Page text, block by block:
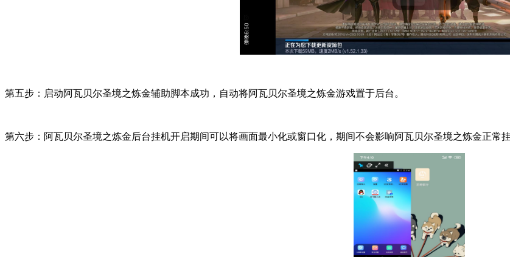
第五步：启动阿瓦贝尔圣境之炼金辅助脚本成功，自动将阿瓦贝尔圣境之炼金游戏置于后台。
第六步：阿瓦贝尔圣境之炼金后台挂机开启期间可以将画面最小化或窗口化，期间不会影响阿瓦贝尔圣境之炼金正常